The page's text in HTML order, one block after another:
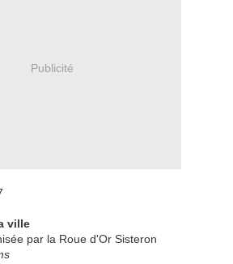
Publicité
ville
par la Roue d'Or Sisteron